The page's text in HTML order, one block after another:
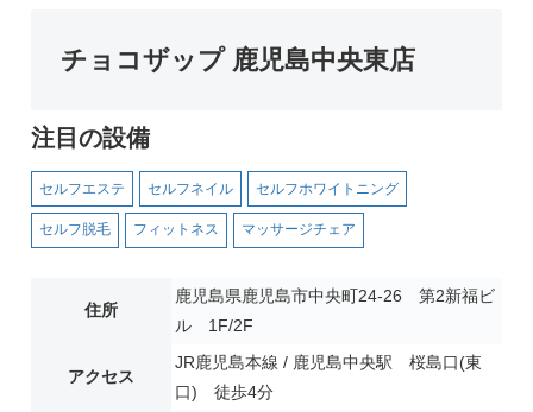
チョコザップ 鹿児島中央東店
注目の設備
セルフエステ セルフネイル セルフホワイトニング
セルフ脱毛 フィットネス マッサージチェア
住所
鹿児島県鹿児島市中央町24-26 第2新福ビ
ル 1F/2F
アクセス
JR鹿児島本線 / 鹿児島中央駅 桜島口(東
口) 徒歩4分